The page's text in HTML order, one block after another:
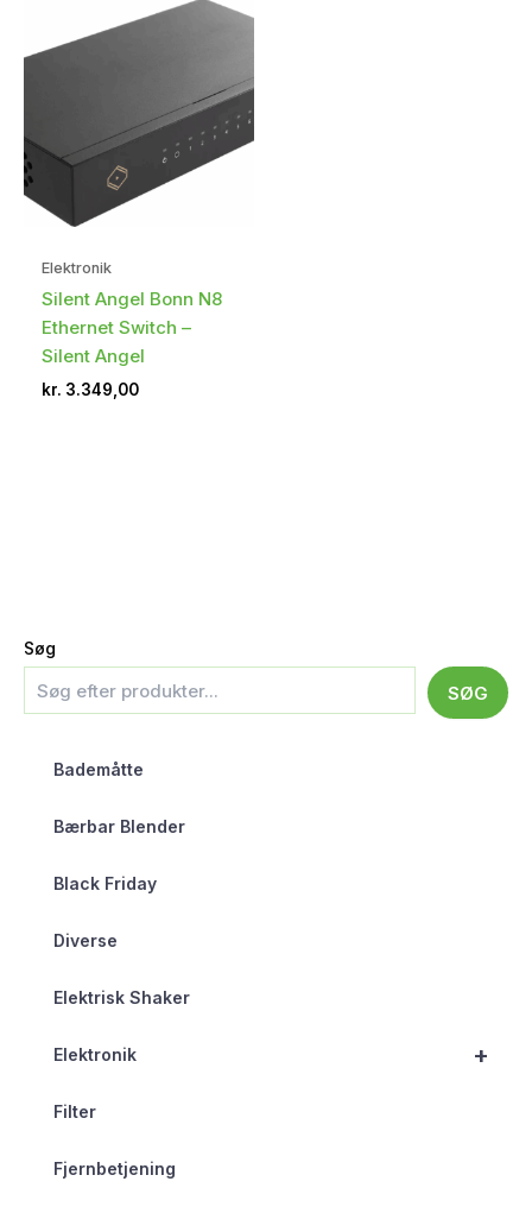
Søg
SØG
Bademåtte
Bærbar Blender
Black Friday
Diverse
Elektrisk Shaker
+
Elektronik
Filter
Fjernbetjening
Elektronik
Silent Angel Bonn N8
Ethernet Switch –
Silent Angel
kr. 3.349,00